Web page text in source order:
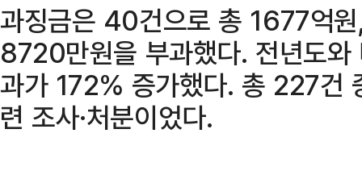
과징금은 40건으로 총 1677억
8720만원을 부과했다. 전년도와
과가 172% 증가했다. 총 227건
련 조사·처분이었다.